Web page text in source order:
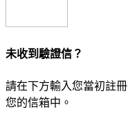
未收到驗證信？
請在下方輸入您當初註
您的信箱中。